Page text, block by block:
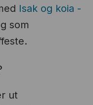
Isak og koia -
som
ut